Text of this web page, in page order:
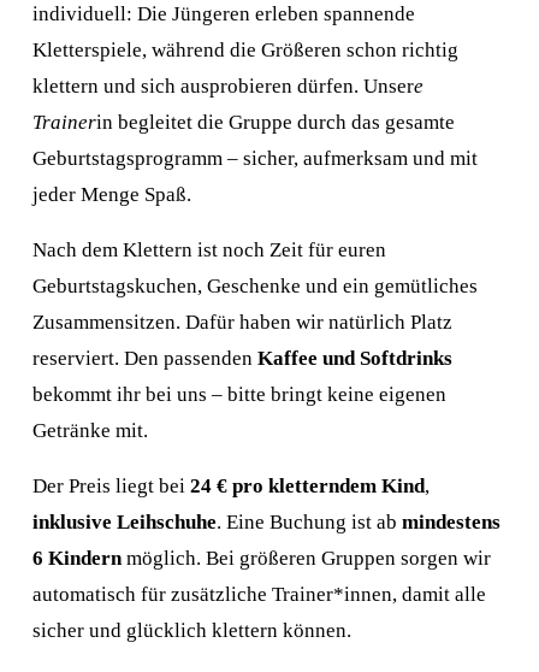
individuell: Die Jüngeren erleben spannende
Kletterspiele, während die Größeren schon richtig
klettern und sich ausprobieren dürfen. Unsere
Trainerin begleitet die Gruppe durch das gesamte
Geburtstagsprogramm – sicher, aufmerksam und mit
jeder Menge Spaß.
Nach dem Klettern ist noch Zeit für euren
Geburtstagskuchen, Geschenke und ein gemütliches
Zusammensitzen. Dafür haben wir natürlich Platz
reserviert. Den passenden Kaffee und Softdrinks
bekommt ihr bei uns – bitte bringt keine eigenen
Getränke mit.
Der Preis liegt bei 24 € pro kletterndem Kind ,
inklusive Leihschuhe. Eine Buchung ist ab mindestens
6 Kindern möglich. Bei größeren Gruppen sorgen wir
automatisch für zusätzliche Trainer*innen, damit alle
sicher und glücklich klettern können.